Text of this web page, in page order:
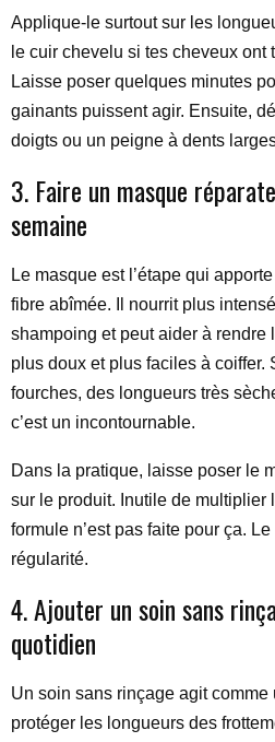
Applique-le surtout sur les
le cuir chevelu si tes cheveux ont
Laisse poser quelques minutes
gainants puissent agir. Ensuite,
doigts ou un peigne à dents
3. Faire un masque
semaine
Le masque est l’étape qui
fibre abîmée. Il nourrit plus
shampoing et peut aider à rendre
plus doux et plus faciles à coiffer.
fourches, des longueurs très
c’est un incontournable.
Dans la pratique, laisse poser le
sur le produit. Inutile de multiplier
formule n’est pas faite pour ça.
régularité.
4. Ajouter un soin sans
quotidien
Un soin sans rinçage agit
protéger les longueurs des